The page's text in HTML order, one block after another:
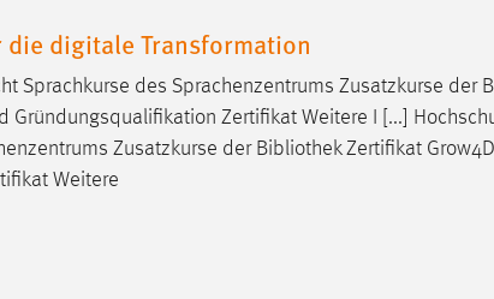
digitale Transformation
Sprachkurse des Sprachenzentrums Zusatzkurse der
Gründungsqualifikation Zertifikat Weitere I [...]
Zusatzkurse der BibliothekZertifikat
Weitere